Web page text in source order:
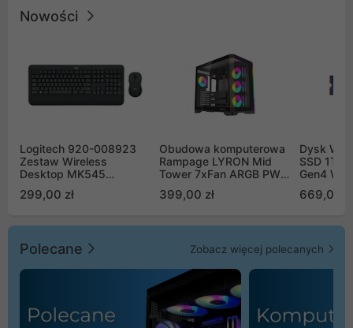
Nowości
Logitech 920-008923
Zestaw Wireless
Desktop MK545
299,00 zł
Obudowa komputerowa
Rampage LYRON Mid
Tower 7xFan ARGB PWM
399,00 zł
Dysk WD
SSD 1TB
Gen4
669,00
Polecane Zobacz więcej polecanych